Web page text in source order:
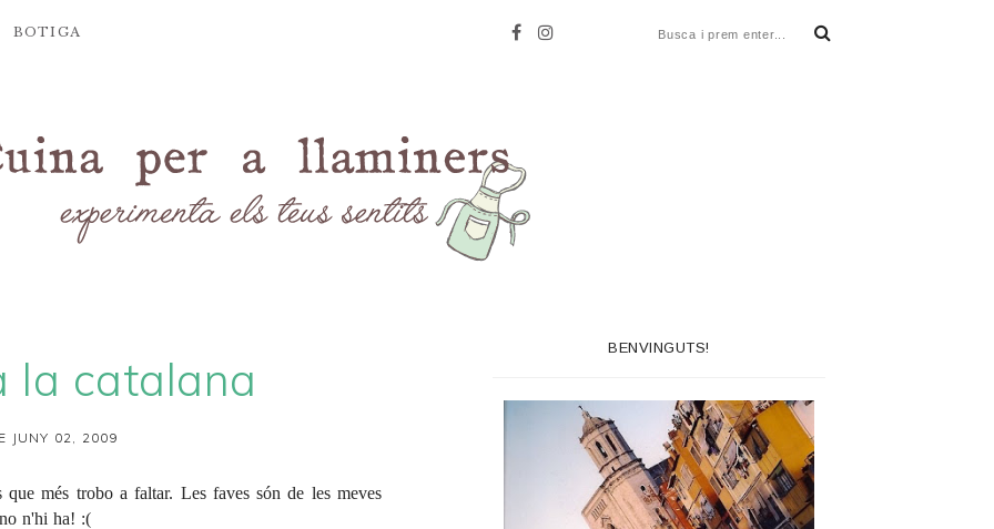
BOTIGA
la catalana
JUNY 02, 2009
més trobo a faltar. Les faves són de les meves
n'hi ha! :(
BENVINGUTS!